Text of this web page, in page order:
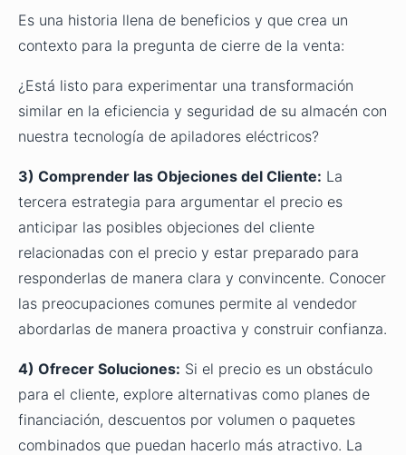
Es una historia llena de beneficios y que crea un
contexto para la pregunta de cierre de la venta:
¿Está listo para experimentar una transformación
similar en la eficiencia y seguridad de su almacén con
nuestra tecnología de apiladores eléctricos?
3) Comprender las Objeciones del Cliente: La
tercera estrategia para argumentar el precio es
anticipar las posibles objeciones del cliente
relacionadas con el precio y estar preparado para
responderlas de manera clara y convincente. Conocer
las preocupaciones comunes permite al vendedor
abordarlas de manera proactiva y construir confianza.
4) Ofrecer Soluciones: Si el precio es un obstáculo
para el cliente, explore alternativas como planes de
financiación, descuentos por volumen o paquetes
combinados que puedan hacerlo más atractivo. La